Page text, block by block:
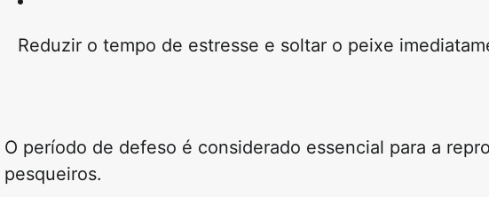
Reduzir o tempo de estresse e soltar o peixe
O período de defeso é considerado essencial para a
pesqueiros.